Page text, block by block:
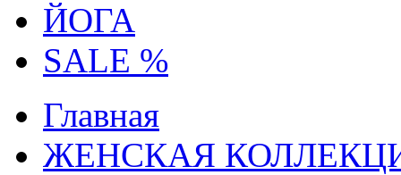
ЙОГА
SALE %
Главная
ЖЕНСКАЯ